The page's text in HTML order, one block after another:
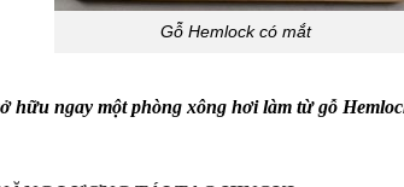
Gỗ Hemlock có mắt
hữu ngay một phòng xông hơi làm từ gỗ